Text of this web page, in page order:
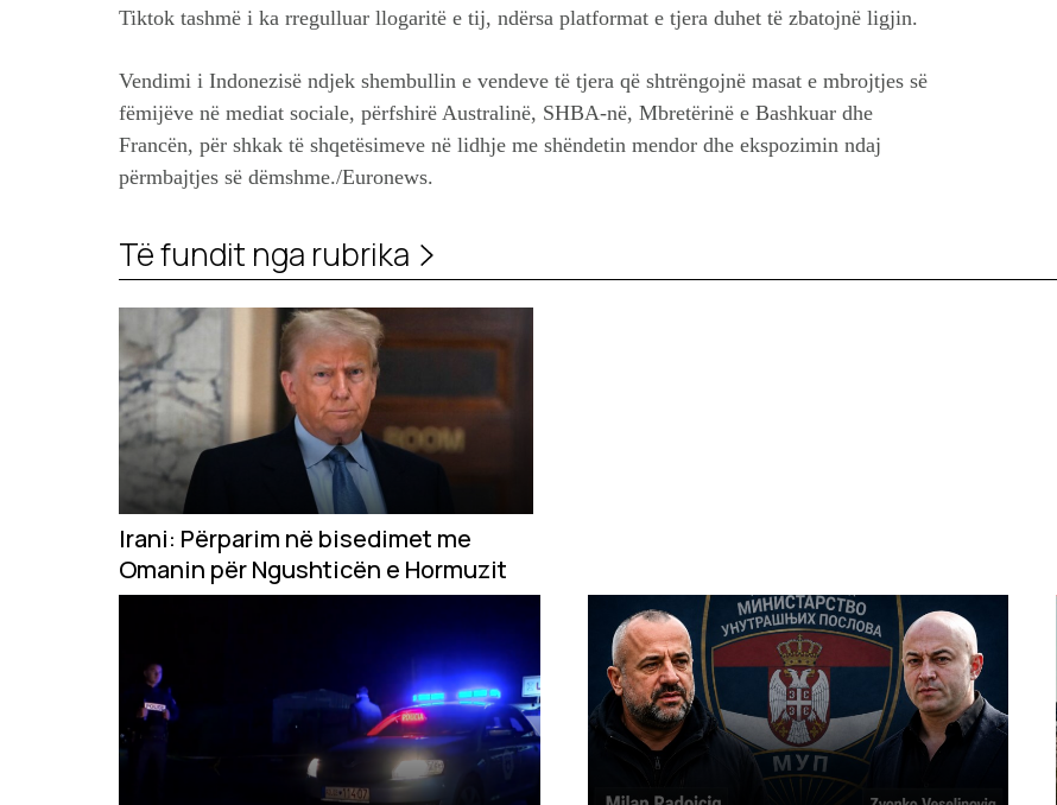
Tiktok tashmë i ka rregulluar llogaritë e tij, ndërsa platformat e tjera duhet të zbatojnë ligjin.
Vendimi i Indonezisë ndjek shembullin e vendeve të tjera që shtrëngojnë masat e mbrojtjes së
fëmijëve në mediat sociale, përfshirë Australinë, SHBA-në, Mbretërinë e Bashkuar dhe
Francën, për shkak të shqetësimeve në lidhje me shëndetin mendor dhe ekspozimin ndaj
përmbajtjes së dëmshme./Euronews.
Të fundit nga rubrika
Irani: Përparim në bisedimet me
Omanin për Ngushticën e Hormuzit